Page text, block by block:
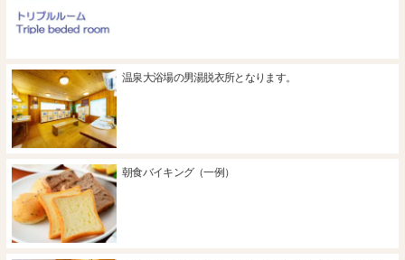
温泉大浴場の男湯脱衣所となります。
朝食バイキング（一例）